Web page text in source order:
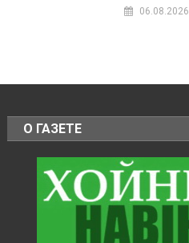
06.08.2026
О ГАЗЕТЕ